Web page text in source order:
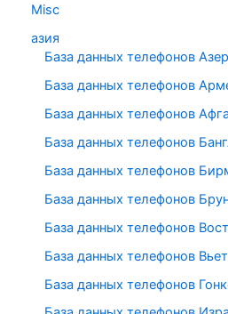
Misc
азия
База данных телефонов
База данных телефонов
База данных телефонов
База данных телефонов
База данных телефонов
База данных телефонов
База данных телефонов
База данных телефонов
База данных телефонов